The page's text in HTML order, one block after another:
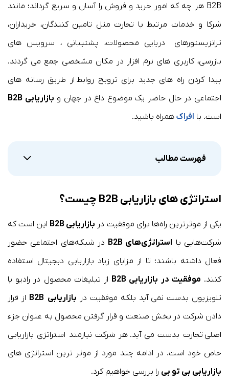
B2B هر چه که امور خرید و فروش را آسان و سریع گرداند؛ مانند
شرکا و خدمات مرتبط با تجارت مثل تامین کنندگان، خریداران،
ترانزیستورهای دریایی محصولات، پشتیبانی ، سرویس های
بازرسی، کاربری های نرم افزار در مکان مشخصی جمع می گردند.
پیدا کردن راه های جدید برای ترویج روابط از طریق رسانه های
اجتماعی در حال حاضر یک موضوع داغ در جهان و بازاریابی B2B
است. با افراک همراه باشید.
فهرست مطالب
استراتژی های بازاریابی B2B چیست؟
یکی از موثرترین راه‌ها برای موفقیت در بازاریابی B2B
این است که
شرکت‌هایی با استراتژی‌های B2B
در شبکه‌های اجتماعی حضور
فعال داشته باشند؛ تا از مزایای زیاد بازاریابی دیجیتال استفاده
کنند. موفقیت در بازاریابی B2B
از تبلیغات محصول در رادیو یا
تلویزیون بدست نمی آید بلکه موفقیت در بازاریابی B2B
از قرار
دادن شرکت در بخش صنعت و قرار گرفتن محصول به عنوان جزء
اصلی تجارت بدست می آید. هر شرکت نیازمند استراتژی بازاریابی
خاص خود است. در ادامه چند مورد از موثر ترین استراتژی های
بازاریابی بی تو بی را بررسی خواهیم کرد.